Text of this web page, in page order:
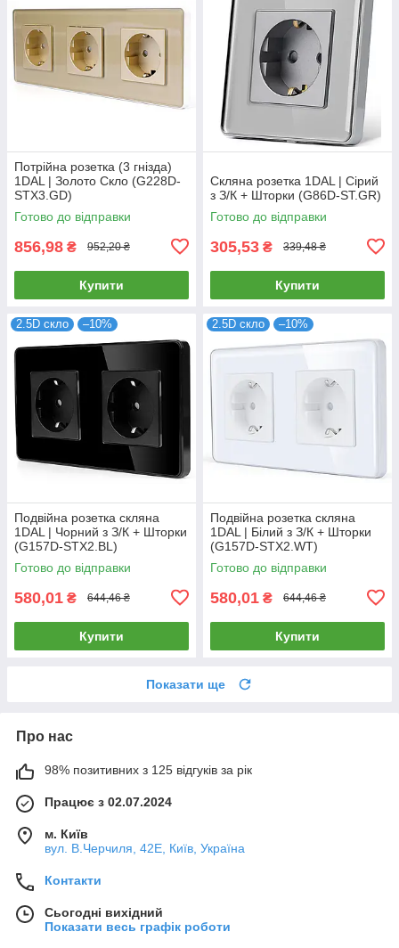
Потрійна розетка (3 гнізда)
1DAL | Золото Скло (G228D-
STX3.GD)
Готово до відправки
856,98 ₴ 952,20 ₴
Купити
Скляна розетка 1DAL | Сірий
з З/К + Шторки (G86D-ST.GR)
Готово до відправки
305,53 ₴ 339,48 ₴
Купити
2.5D скло –10%
Подвійна розетка скляна
1DAL | Чорний з З/К + Шторки
(G157D-STX2.BL)
Готово до відправки
580,01 ₴ 644,46 ₴
Купити
2.5D скло –10%
Подвійна розетка скляна
1DAL | Білий з З/К + Шторки
(G157D-STX2.WT)
Готово до відправки
580,01 ₴ 644,46 ₴
Купити
Показати ще
Про нас
98% позитивних з 125 відгуків за рік
Працює з 02.07.2024
м. Київ
вул. В.Черчиля, 42Е, Київ, Україна
Контакти
Сьогодні вихідний
Показати весь графік роботи